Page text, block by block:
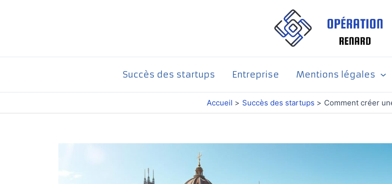
Succès des startups Entreprise Mentions légales
Accueil Succès des startups Comment créer